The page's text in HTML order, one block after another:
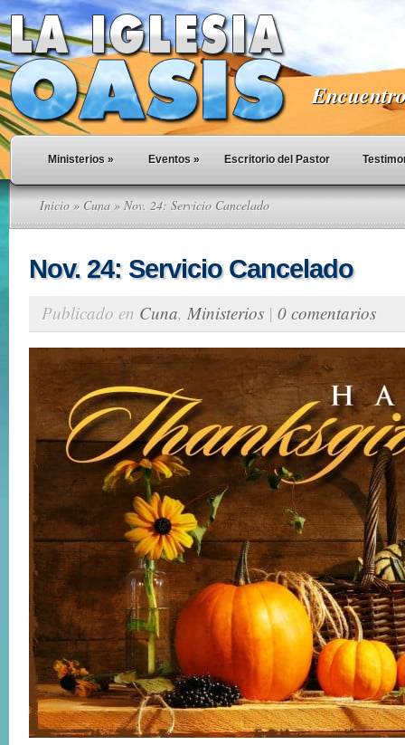
Ministerios » Eventos » Escritorio del Pastor
Inicio » Cuna » Nov. 24: Servicio Cancelado
Nov. 24: Servicio Cancelado
Publicado en Cuna, Ministerios | 0 comentarios